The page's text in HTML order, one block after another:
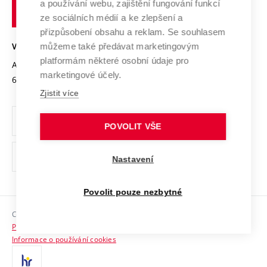
Open Science
Projekty
Projekty ze strukturálních fondů
Specifický výzkum
Mezinárodní dohody
Univerzitní sítě
Podnikavá univerzita / ContriBUTe
Bezpečná univerzita
Vyznamenání
Organizační struktura
Ochrana osobních údajů
odkaz)
Sociální bezpečí
HR Award
technické
VYSOKÉ UČENÍ TECHNICKÉ V BRNĚ
Antonínská 548/1
602 00 Brno
www.vut.cz
vut@vutbr.cz
Copyright © 2026 VUT
Prohlášení o přístupnosti
Informace o používání cookies
a používání webu, zajištění fungování funkcí
ze sociálních médií a ke zlepšení a
přizpůsobení obsahu a reklam. Se souhlasem
můžeme také předávat marketingovým
platformám některé osobní údaje pro
marketingové účely.
Zjistit více
POVOLIT VŠE
Nastavení
Povolit pouze nezbytné